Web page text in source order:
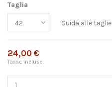
Taglia
Guida alle taglie
24,00 €
Tasse incluse